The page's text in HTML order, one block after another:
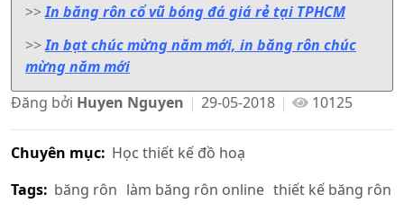
>>In băng rôn cổ vũ bóng đá giá rẻ tại TPHCM
>>In bạt chúc mừng năm mới, in băng rôn chúc
mừng năm mới
Đăng bởi Huyen Nguyen 29-05-2018 10125
Chuyên mục: Học thiết kế đồ hoạ
Tags: băng rôn làm băng rôn online thiết kế băng rôn